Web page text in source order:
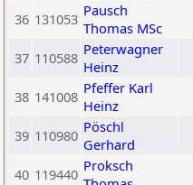
36 131053 Pausch
Thomas MSc
37 110588 Peterwagner
Heinz
38 141008 Pfeffer Karl
Heinz
39 110980 Pöschl
Gerhard
40 119440 Proksch